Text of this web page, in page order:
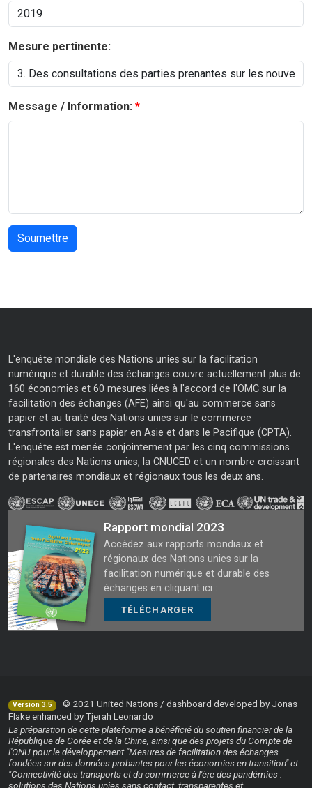
Mesure pertinente:
Message / Information:
L'enquête mondiale des Nations unies sur la facilitation
numérique et durable des échanges couvre actuellement plus de
160 économies et 60 mesures liées à l'accord de l'OMC sur la
facilitation des échanges (AFE) ainsi qu'au commerce sans
papier et au traité des Nations unies sur le commerce
transfrontalier sans papier en Asie et dans le Pacifique (CPTA).
L'enquête est menée conjointement par les cinq commissions
régionales des Nations unies, la CNUCED et un nombre croissant
de partenaires mondiaux et régionaux tous les deux ans.
Rapport mondial 2023
Accédez aux rapports mondiaux et
régionaux des Nations unies sur la
facilitation numérique et durable des
échanges en cliquant ici :
TÉLÉCHARGER
Version 3.5
© 2021 United Nations / dashboard developed by Jonas
Flake enhanced by Tjerah Leonardo
La préparation de cette plateforme a bénéficié du soutien financier de la
République de Corée et de la Chine, ainsi que des projets du Compte de
l'ONU pour le développement "Mesures de facilitation des échanges
fondées sur des données probantes pour les économies en transition" et
"Connectivité des transports et du commerce à l'ère des pandémies :
solutions des Nations unies sans contact, transparentes et